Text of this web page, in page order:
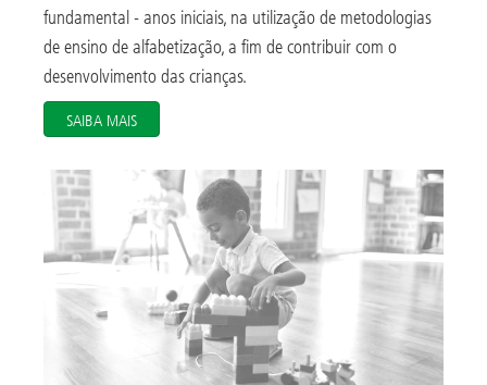
fundamental - anos iniciais, na utilização de metodologias
de ensino de alfabetização, a fim de contribuir com o
desenvolvimento das crianças.
SAIBA MAIS